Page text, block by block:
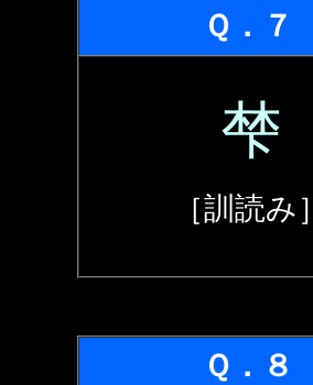
Ｑ．７
梺
［訓読み］
Ｑ．８